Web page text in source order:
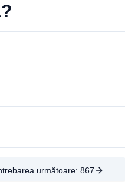
următoare: 867